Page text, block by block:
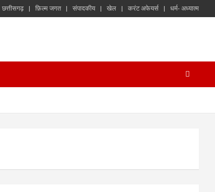
छत्तीसगढ़ फ़िल्म जगत संपादकीय खेल करंट अफेयर्स धर्म- अध्यात्म